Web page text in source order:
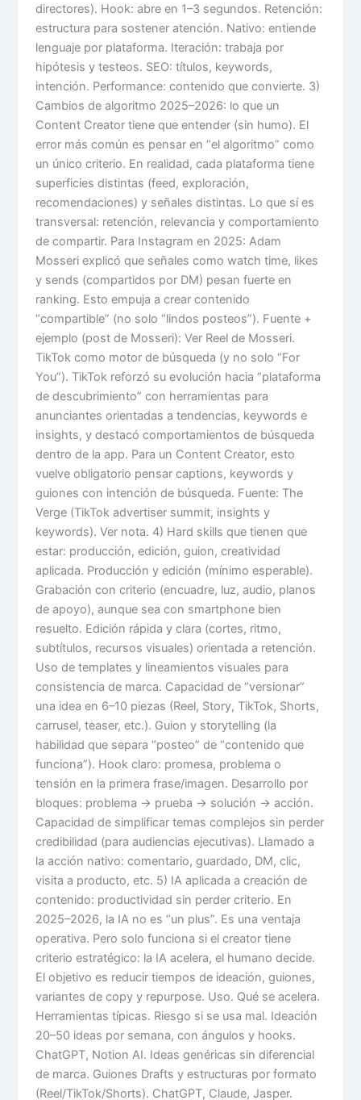
directores). Hook: abre en 1–3 segundos. Retención:
estructura para sostener atención. Nativo: entiende
lenguaje por plataforma. Iteración: trabaja por
hipótesis y testeos. SEO: títulos, keywords,
intención. Performance: contenido que convierte. 3)
Cambios de algoritmo 2025–2026: lo que un
Content Creator tiene que entender (sin humo). El
error más común es pensar en “el algoritmo” como
un único criterio. En realidad, cada plataforma tiene
superficies distintas (feed, exploración,
recomendaciones) y señales distintas. Lo que sí es
transversal: retención, relevancia y comportamiento
de compartir. Para Instagram en 2025: Adam
Mosseri explicó que señales como watch time, likes
y sends (compartidos por DM) pesan fuerte en
ranking. Esto empuja a crear contenido
“compartible” (no solo “lindos posteos”). Fuente +
ejemplo (post de Mosseri): Ver Reel de Mosseri.
TikTok como motor de búsqueda (y no solo “For
You”). TikTok reforzó su evolución hacia “plataforma
de descubrimiento” con herramientas para
anunciantes orientadas a tendencias, keywords e
insights, y destacó comportamientos de búsqueda
dentro de la app. Para un Content Creator, esto
vuelve obligatorio pensar captions, keywords y
guiones con intención de búsqueda. Fuente: The
Verge (TikTok advertiser summit, insights y
keywords). Ver nota. 4) Hard skills que tienen que
estar: producción, edición, guion, creatividad
aplicada. Producción y edición (mínimo esperable).
Grabación con criterio (encuadre, luz, audio, planos
de apoyo), aunque sea con smartphone bien
resuelto. Edición rápida y clara (cortes, ritmo,
subtítulos, recursos visuales) orientada a retención.
Uso de templates y lineamientos visuales para
consistencia de marca. Capacidad de “versionar”
una idea en 6–10 piezas (Reel, Story, TikTok, Shorts,
carrusel, teaser, etc.). Guion y storytelling (la
habilidad que separa “posteo” de “contenido que
funciona”). Hook claro: promesa, problema o
tensión en la primera frase/imagen. Desarrollo por
bloques: problema → prueba → solución → acción.
Capacidad de simplificar temas complejos sin perder
credibilidad (para audiencias ejecutivas). Llamado a
la acción nativo: comentario, guardado, DM, clic,
visita a producto, etc. 5) IA aplicada a creación de
contenido: productividad sin perder criterio. En
2025–2026, la IA no es “un plus”. Es una ventaja
operativa. Pero solo funciona si el creator tiene
criterio estratégico: la IA acelera, el humano decide.
El objetivo es reducir tiempos de ideación, guiones,
variantes de copy y repurpose. Uso. Qué se acelera.
Herramientas típicas. Riesgo si se usa mal. Ideación
20–50 ideas por semana, con ángulos y hooks.
ChatGPT, Notion AI. Ideas genéricas sin diferencial
de marca. Guiones Drafts y estructuras por formato
(Reel/TikTok/Shorts). ChatGPT, Claude, Jasper.